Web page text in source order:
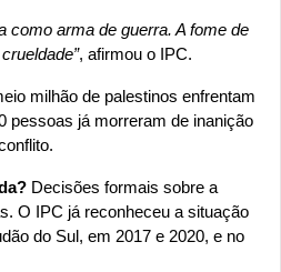
como arma de guerra. A fome de
, afirmou o IPC.
milhão de palestinos enfrentam
pessoas já morreram de inanição
Decisões formais sobre a
O IPC já reconheceu a situação
do Sul, em 2017 e 2020, e no